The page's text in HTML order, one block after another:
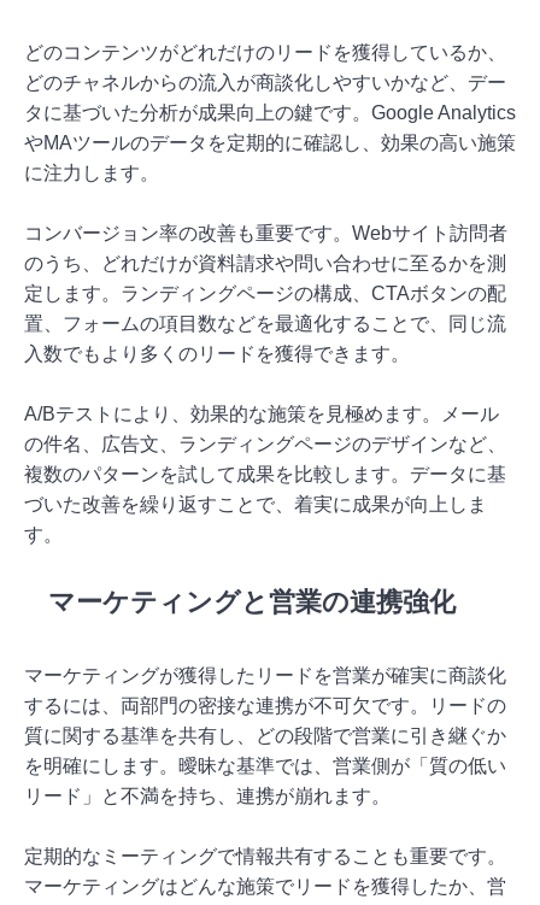
どのコンテンツがどれだけのリードを獲得しているか、
どのチャネルからの流入が商談化しやすいかなど、デー
タに基づいた分析が成果向上の鍵です。Google Analytics
やMAツールのデータを定期的に確認し、効果の高い施策
に注力します。
コンバージョン率の改善も重要です。Webサイト訪問者
のうち、どれだけが資料請求や問い合わせに至るかを測
定します。ランディングページの構成、CTAボタンの配
置、フォームの項目数などを最適化することで、同じ流
入数でもより多くのリードを獲得できます。
A/Bテストにより、効果的な施策を見極めます。メール
の件名、広告文、ランディングページのデザインなど、
複数のパターンを試して成果を比較します。データに基
づいた改善を繰り返すことで、着実に成果が向上しま
す。
マーケティングと営業の連携強化
マーケティングが獲得したリードを営業が確実に商談化
するには、両部門の密接な連携が不可欠です。リードの
質に関する基準を共有し、どの段階で営業に引き継ぐか
を明確にします。曖昧な基準では、営業側が「質の低い
リード」と不満を持ち、連携が崩れます。
定期的なミーティングで情報共有することも重要です。
マーケティングはどんな施策でリードを獲得したか、営